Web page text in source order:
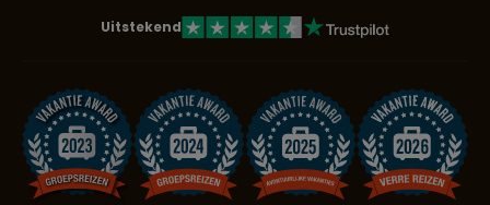
Uitstekend